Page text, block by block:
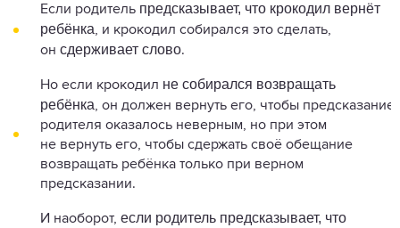
Если родитель предсказывает, что крокодил вернёт
ребёнка, и крокодил собирался это сделать,
он сдерживает слово.
Но если крокодил не собирался возвращать
ребёнка, он должен вернуть его, чтобы предсказание
родителя оказалось неверным, но при этом
не вернуть его, чтобы сдержать своё обещание
возвращать ребёнка только при верном
предсказании.
И наоборот, если родитель предсказывает, что